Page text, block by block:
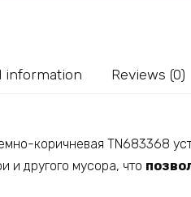
information Reviews (0)
коричневая TN683368
и другого мусора, что